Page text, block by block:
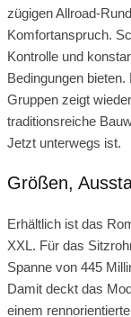
zügigen Allroad-
Komfortanspruch.
Kontrolle und
Bedingungen
Gruppen zeigt
traditionsreiche
Jetzt unterwegs ist.
Größen,
Erhältlich ist das
XXL. Für das
Spanne von 445
Damit deckt das
einem